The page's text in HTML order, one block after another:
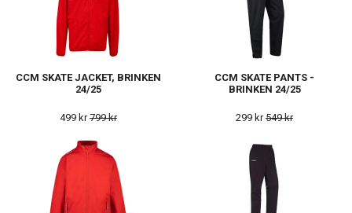
CCM SKATE JACKET, BRINKEN
24/25
499 kr799 kr
CCM SKATE PANTS -
BRINKEN 24/25
299 kr549 kr